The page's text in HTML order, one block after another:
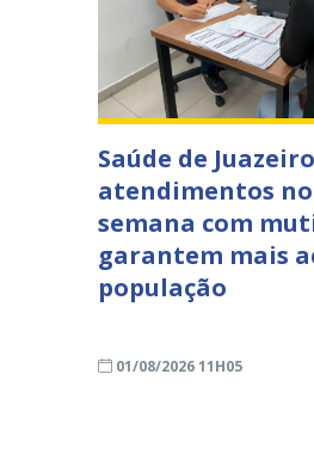
Saúde de
atendimentos
semana com
garantem mais
população
01/08/2026 11H05